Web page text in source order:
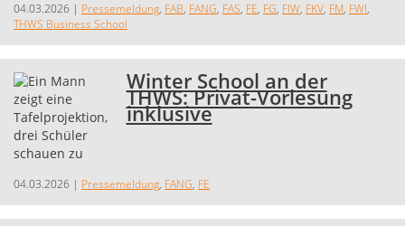
04.03.2026 | Pressemeldung, FAB, FANG, FAS, FE, FG, FIW, FKV, FM, FWI,
THWS Business School
Winter School an der
THWS: Privat-Vorlesung
inklusive
04.03.2026 | Pressemeldung, FANG, FE